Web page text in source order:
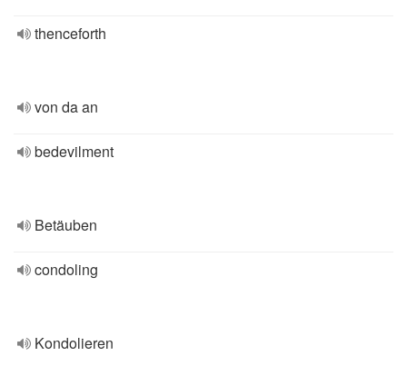
thenceforth
von da an
bedevilment
Betäuben
condoling
Kondolieren